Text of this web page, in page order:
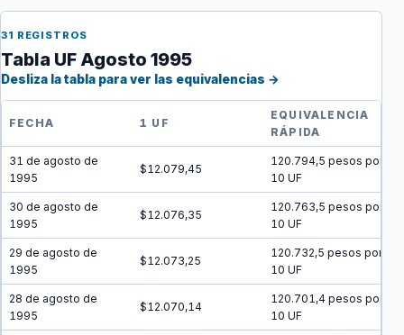
31 REGISTROS
Tabla UF Agosto 1995
Desliza la tabla para ver las equivalencias →
FECHA 1 UF
EQUIVALENCIA
RÁPIDA
31 de agosto de
1995
$12.079,45
120.794,5 pesos por
10 UF
30 de agosto de
1995
$12.076,35
120.763,5 pesos por
10 UF
29 de agosto de
1995
$12.073,25
120.732,5 pesos por
10 UF
28 de agosto de
1995
$12.070,14
120.701,4 pesos por
10 UF